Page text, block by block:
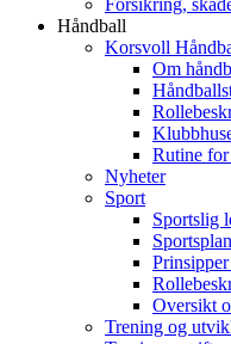
Forsikring,
Håndball
Korsvoll
Om
Rutine
Nyheter
Sport
Sportslig
Oversikt
Trening og